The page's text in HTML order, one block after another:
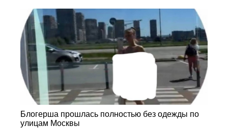
Блогерша прошлась полностью без одежды по
улицам Москвы